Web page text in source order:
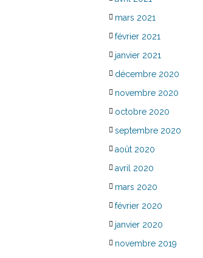
mars 2021
février 2021
janvier 2021
décembre 2020
novembre 2020
octobre 2020
septembre 2020
août 2020
avril 2020
mars 2020
février 2020
janvier 2020
novembre 2019